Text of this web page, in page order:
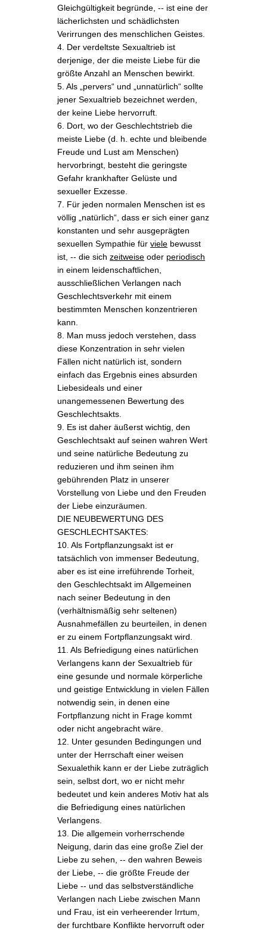
Gleichgültigkeit begründe, -- ist eine der
lächerlichsten und schädlichsten
Verirrungen des menschlichen Geistes.
4. Der verdeltste Sexualtrieb ist
derjenige, der die meiste Liebe für die
größte Anzahl an Menschen bewirkt.
5. Als „pervers“ und „unnatürlich“ sollte
jener Sexualtrieb bezeichnet werden,
der keine Liebe hervorruft.
6. Dort, wo der Geschlechtstrieb die
meiste Liebe (d. h. echte und bleibende
Freude und Lust am Menschen)
hervorbringt, besteht die geringste
Gefahr krankhafter Gelüste und
sexueller Exzesse.
7. Für jeden normalen Menschen ist es
völlig „natürlich“, dass er sich einer ganz
konstanten und sehr ausgeprägten
sexuellen Sympathie fürviele bewusst
ist, -- die sichzeitweise oder periodisch
in einem leidenschaftlichen,
ausschließlichen Verlangen nach
Geschlechtsverkehr mit einem
bestimmten Menschen konzentrieren
kann.
8. Man muss jedoch verstehen, dass
diese Konzentration in sehr vielen
Fällen nicht natürlich ist, sondern
einfach das Ergebnis eines absurden
Liebesideals und einer
unangemessenen Bewertung des
Geschlechtsakts.
9. Es ist daher äußerst wichtig, den
Geschlechtsakt auf seinen wahren Wert
und seine natürliche Bedeutung zu
reduzieren und ihm seinen ihm
gebührenden Platz in unserer
Vorstellung von Liebe und den Freuden
der Liebe einzuräumen.
DIE NEUBEWERTUNG DES
GESCHLECHTSAKTES:
10. Als Fortpflanzungsakt ist er
tatsächlich von immenser Bedeutung,
aber es ist eine irreführende Torheit,
den Geschlechtsakt im Allgemeinen
nach seiner Bedeutung in den
(verhältnismäßig sehr seltenen)
Ausnahmefällen zu beurteilen, in denen
er zu einem Fortpflanzungsakt wird.
11. Als Befriedigung eines natürlichen
Verlangens kann der Sexualtrieb für
eine gesunde und normale körperliche
und geistige Entwicklung in vielen Fällen
notwendig sein, in denen eine
Fortpflanzung nicht in Frage kommt
oder nicht angebracht wäre.
12. Unter gesunden Bedingungen und
unter der Herrschaft einer weisen
Sexualethik kann er der Liebe zuträglich
sein, selbst dort, wo er nicht mehr
bedeutet und kein anderes Motiv hat als
die Befriedigung eines natürlichen
Verlangens.
13. Die allgemein vorherrschende
Neigung, darin das eine große Ziel der
Liebe zu sehen, -- den wahren Beweis
der Liebe, -- die größte Freude der
Liebe -- und das selbstverständliche
Verlangen nach Liebe zwischen Mann
und Frau, ist ein verheerender Irrtum,
der furchtbare Konflikte hervorruft oder